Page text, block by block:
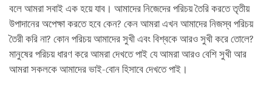
বলে আমরা সবাই এক হয়ে যাব। আমাদের নিজেদের পরিচয় তৈরি করতে তৃতীয়
উপাদানের অপেক্ষা করতে হবে কেন? কেন আমরা এখন আমাদের নিজস্ব পরিচয়
তৈরী করি না? কোন পরিচয় আমাদের সুখী এবং বিশ্বকে আরও সুখী করে তোলে?
মানুষের পরিচয় ধারণ করে আমরা দেখতে পাই যে আমরা আরও বেশি সুখী আর
আমরা সকলকে আমাদের ভাই-বোন হিসাবে দেখতে পাই।